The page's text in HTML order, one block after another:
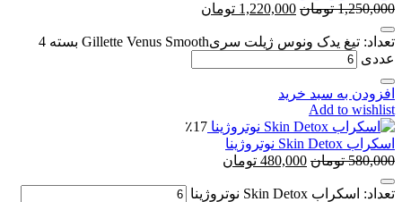
1,250,000 تومان 1,220,000 تومان
تعداد: تیغ یدک ونوس ژیلت سریGillette Venus Smooth بسته 4
عددی
افزودن به سبد خرید
Add to wishlist
٪17
اسکراب Skin Detox نوتروژینا
580,000 تومان 480,000 تومان
تعداد: اسکراب Skin Detox نوتروژینا